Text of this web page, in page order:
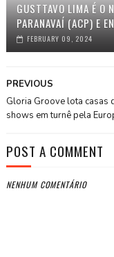
GUSTTAVO LIMA É O
PARANAVAÍ (ACP) E
FEBRUARY 09, 2024
PREVIOUS
Gloria Groove lota casas
shows em turnê pela
POST A COMMENT
NENHUM COMENTÁRIO